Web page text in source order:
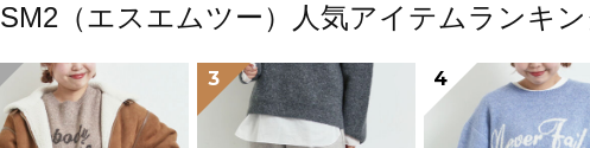
SM2（エスエムツー）人気アイテムランキ
3 4